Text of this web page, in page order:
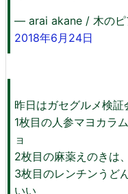
— arai akane / 木のピ
2018年6月24日
昨日はガセグルメ検証
1枚目の人参マヨカラ
ョ
2枚目の麻薬えのきは
3枚目のレンチンうど
いい